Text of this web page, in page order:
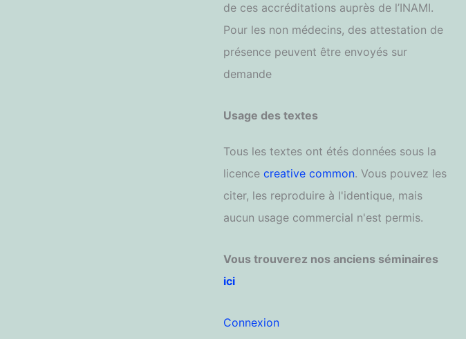
de ces accréditations auprès de l’INAMI.
Pour les non médecins, des attestation de
présence peuvent être envoyés sur
demande
Usage des textes
Tous les textes ont étés données sous la
licence creative common. Vous pouvez les
citer, les reproduire à l'identique, mais
aucun usage commercial n'est permis.
Vous trouverez nos anciens séminaires
ici
Connexion